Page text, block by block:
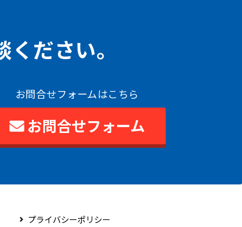
ださい。
お問合せフォームはこちら
お問合せフォーム
プライバシーポリシー